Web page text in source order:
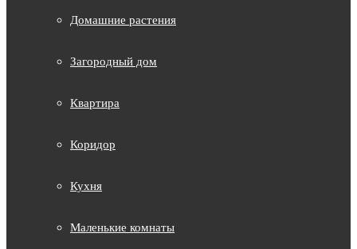
Домашние растения
Загородный дом
Квартира
Коридор
Кухня
Маленькие комнаты